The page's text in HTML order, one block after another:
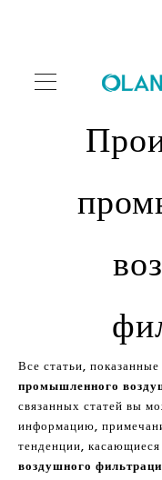
Все статьи,
промышленного
связанных статей вы
информацию,
тенденции, касающиеся
воздушного